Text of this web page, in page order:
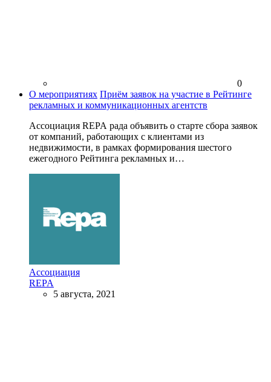
0
О мероприятиях Приём заявок на участие в Рейтинге
рекламных и коммуникационных агентств
Ассоциация REPA рада объявить о старте сбора заявок
от компаний, работающих с клиентами из
недвижимости, в рамках формирования шестого
ежегодного Рейтинга рекламных и…
Ассоциация
REPA
5 августа, 2021